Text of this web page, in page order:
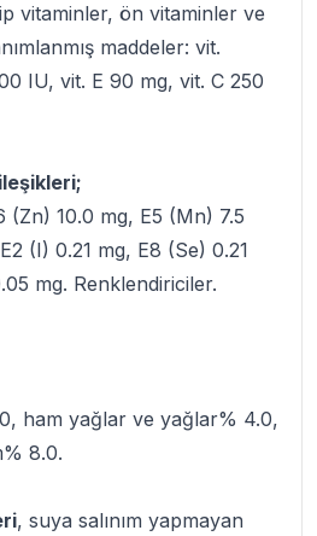
vitaminler, ön vitaminler ve
maddeler: vit.
IU, vit. E 90 mg, vit. C 250
(Zn) 10.0 mg, E5 (Mn) 7.5
(I) 0.21 mg, E8 (Se) 0.21
mg. Renklendiriciler.
ham yağlar ve yağlar% 4.0,
8.0.
, suya salınım yapmayan